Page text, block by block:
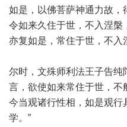
如是，以佛菩萨神通力故，
令如来久住于世，不入涅
亦复如是，常住于世，不入
尔时，文殊师利法王子告纯
言，欲使如来常住于世，
今当观诸行性相，如是观行
学。”